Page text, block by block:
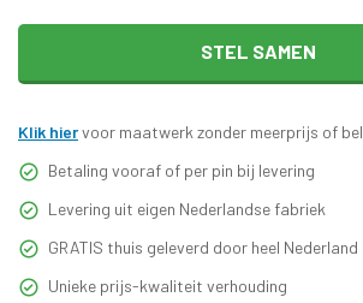
STEL SAMEN
Klik hiervoor maatwerk zonder meerprijs of bel
Betaling vooraf of per pin bij levering
Levering uit eigen Nederlandse fabriek
GRATIS thuis geleverd door heel Nederland
Unieke prijs-kwaliteit verhouding